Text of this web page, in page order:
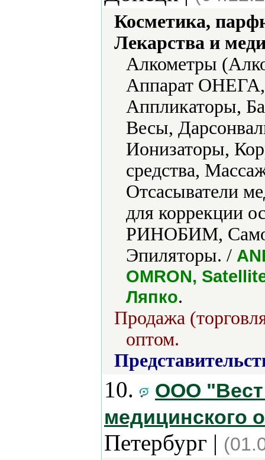
Косметика,
Лекарства и
Алкометры
Аппарат ОНЕГА,
Аппликаторы,
Весы,
Ионизаторы,
средства,
Отсасыватели
для коррекции
РИНОБИМ,
Эпиляторы. /
OMRON,
Ляпко.
Продажа
оптом.
10.
ООО
медицинского
Петербург |